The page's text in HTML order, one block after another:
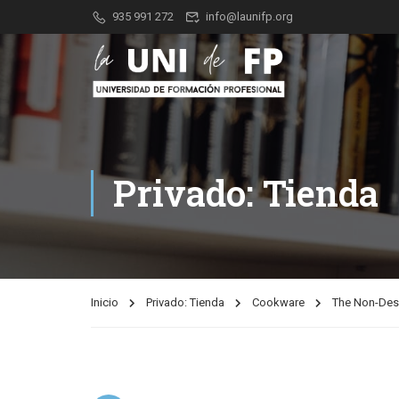
este
sitio
incluye
sistema
accesibilidad.
935 991 272 info@launifp.org
Privado: Tienda
Inicio Privado: Tienda Cookware The Non-